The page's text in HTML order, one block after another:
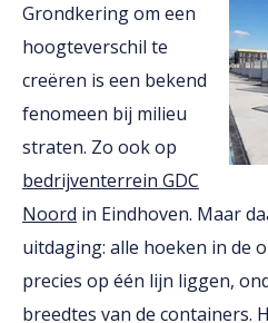
Grondkering om een
hoogteverschil te
creëren is een bekend
fenomeen bij milieu
straten. Zo ook op
bedrijventerrein GDC
Noord in Eindhoven. Maar
uitdaging: alle hoeken in de
precies op één lijn liggen,
breedtes van de containers.